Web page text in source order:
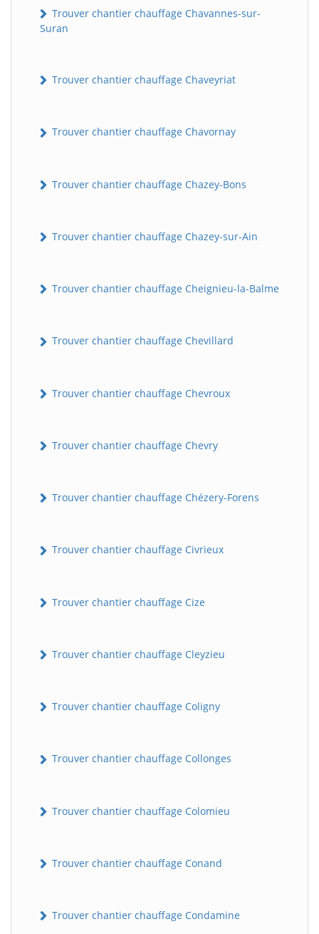
Trouver chantier chauffage Chavannes-sur-
Suran
Trouver chantier chauffage Chaveyriat
Trouver chantier chauffage Chavornay
Trouver chantier chauffage Chazey-Bons
Trouver chantier chauffage Chazey-sur-Ain
Trouver chantier chauffage Cheignieu-la-Balme
Trouver chantier chauffage Chevillard
Trouver chantier chauffage Chevroux
Trouver chantier chauffage Chevry
Trouver chantier chauffage Chézery-Forens
Trouver chantier chauffage Civrieux
Trouver chantier chauffage Cize
Trouver chantier chauffage Cleyzieu
Trouver chantier chauffage Coligny
Trouver chantier chauffage Collonges
Trouver chantier chauffage Colomieu
Trouver chantier chauffage Conand
Trouver chantier chauffage Condamine